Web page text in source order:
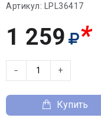
Артикул: LPL36417
1 259 *
− +
Купить